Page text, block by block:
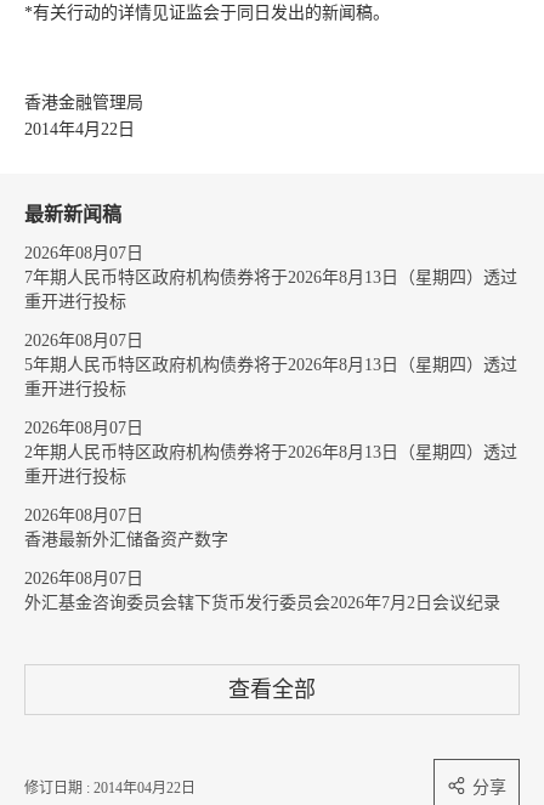
*有关行动的详情见证监会于同日发出的新闻稿。
香港金融管理局
2014年4月22日
最新新闻稿
2026年08月07日
7年期人民币特区政府机构债券将于2026年8月13日（星期四）透过
重开进行投标
2026年08月07日
5年期人民币特区政府机构债券将于2026年8月13日（星期四）透过
重开进行投标
2026年08月07日
2年期人民币特区政府机构债券将于2026年8月13日（星期四）透过
重开进行投标
2026年08月07日
香港最新外汇储备资产数字
2026年08月07日
外汇基金咨询委员会辖下货币发行委员会2026年7月2日会议纪录
查看全部
修订日期 : 2014年04月22日 分享